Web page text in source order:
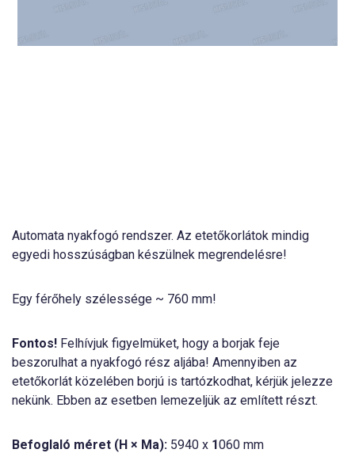
Automata nyakfogó rendszer. Az etetőkorlátok mindig
egyedi hosszúságban készülnek megrendelésre!
Egy férőhely szélessége ~ 760 mm!
Fontos! Felhívjuk figyelmüket, hogy a borjak feje
beszorulhat a nyakfogó rész aljába! Amennyiben az
etetőkorlát közelében borjú is tartózkodhat, kérjük jelezze
nekünk. Ebben az esetben lemezeljük az említett részt.
Befoglaló méret (H × Ma): 5940 x 1060 mm